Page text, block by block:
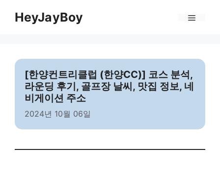
HeyJayBoy
[한양컨트리클럽 (한양CC)] 코스 분석,
라운딩 후기, 골프장 날씨, 맛집 정보, 네
비게이션 주소
2024년 10월 06일